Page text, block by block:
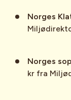
Norges
Norges
kr fra